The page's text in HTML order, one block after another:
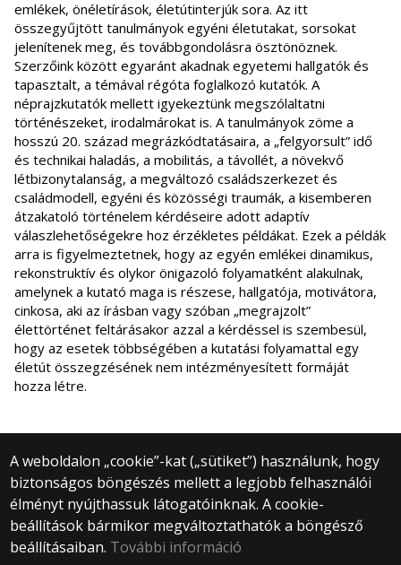
emlékek, önéletírások, életútinterjúk sora. Az itt
összegyűjtött tanulmányok egyéni életutakat, sorsokat
jelenítenek meg, és továbbgondolásra ösztönöznek.
Szerzőink között egyaránt akadnak egyetemi hallgatók és
tapasztalt, a témával régóta foglalkozó kutatók. A
néprajzkutatók mellett igyekeztünk megszólaltatni
történészeket, irodalmárokat is. A tanulmányok zöme a
hosszú 20. század megrázkódtatásaira, a „felgyorsult” idő
és technikai haladás, a mobilitás, a távollét, a növekvő
létbizonytalanság, a megváltozó családszerkezet és
családmodell, egyéni és közösségi traumák, a kisemberen
átzakatoló történelem kérdéseire adott adaptív
válaszlehetőségekre hoz érzékletes példákat. Ezek a példák
arra is figyelmeztetnek, hogy az egyén emlékei dinamikus,
rekonstruktív és olykor önigazoló folyamatként alakulnak,
amelynek a kutató maga is részese, hallgatója, motivátora,
cinkosa, aki az írásban vagy szóban „megrajzolt”
élettörténet feltárásakor azzal a kérdéssel is szembesül,
hogy az esetek többségében a kutatási folyamattal egy
életút összegzésének nem intézményesített formáját
hozza létre.
A weboldalon „cookie”-kat („sütiket”) használunk, hogy
biztonságos böngészés mellett a legjobb felhasználói
élményt nyújthassuk látogatóinknak. A cookie-
beállítások bármikor megváltoztathatók a böngésző
beállításaiban. További információ
© 2025 Eötvös Loránd Tudományegyetem
Minden jog fenntartva.
1053 Budapest, Egyetem tér 1–3.
Központi telefonszám: +36 1 411 6500